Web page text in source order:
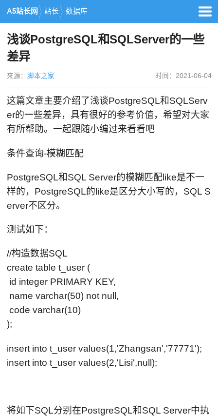
A5站长网 站长 数据库
浅谈PostgreSQL和SQLServer的一些
差异
来源： 脚本之家 时间：2021-06-04
这篇文章主要介绍了浅谈PostgreSQL和SQLServ
er的一些差异，具有很好的参考价值，希望对大家
有所帮助。一起跟随小编过来看看吧
条件查询-模糊匹配
PostgreSQL和SQL Server的模糊匹配like是不一
样的，PostgreSQL的like是区分大小写的，SQL S
erver不区分。
测试如下：
//构造数据SQL
create table t_user (
id integer PRIMARY KEY,
name varchar(50) not null,
code varchar(10)
);
insert into t_user values(1,'Zhangsan','77771');
insert into t_user values(2,'Lisi',null);
将如下SQL分别在PostgreSQL和SQL Server中执